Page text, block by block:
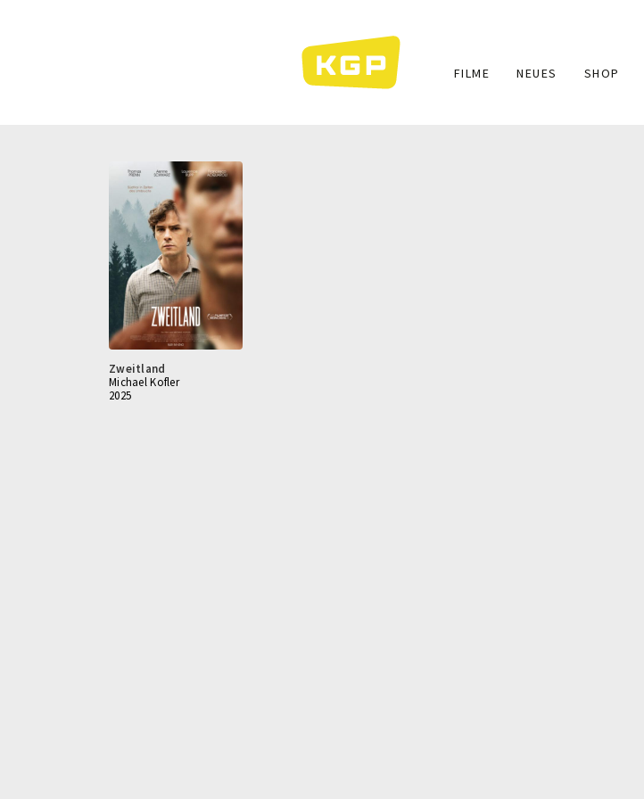
Main
FILME NEUES SHOP
Zweitland
Michael Kofler
2025